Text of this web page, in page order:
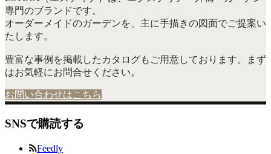
専門のブランドです。
オーダーメイドのガーデンを、主に手描きの図面でご提案い
たします。
豊富な事例を掲載したカタログもご用意しております。まず
はお気軽にお問合せください。
お問い合わせはこちら
SNSで購読する
Feedly